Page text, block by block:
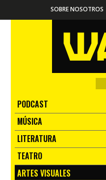
SOBRE NOSOTROS
PODCAST
MÚSICA
LITERATURA
TEATRO
ARTES VISUALES